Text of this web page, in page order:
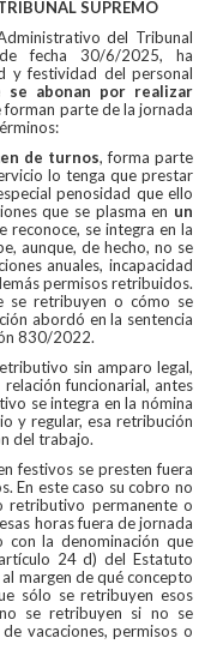
SUPREMO
del Tribunal
fecha 30/6/2025, ha
y festividad del personal
se abonan por realizar
forman parte de la jornada
de turnos, forma parte
lo tenga que prestar
penosidad que ello
que se plasma en un
reconoce, se integra en la
aunque, de hecho, no se
anuales, incapacidad
permisos retribuidos.
se retribuyen o cómo se
abordó en la sentencia
830/2022.
sin amparo legal,
funcionarial, antes
se integra en la nómina
y regular, esa retribución
del trabajo.
festivos se presten fuera
En este caso su cobro no
retributivo permanente o
horas fuera de jornada
la denominación que
24 d) del Estatuto
margen de qué concepto
sólo se retribuyen esos
se retribuyen si no se
vacaciones, permisos o